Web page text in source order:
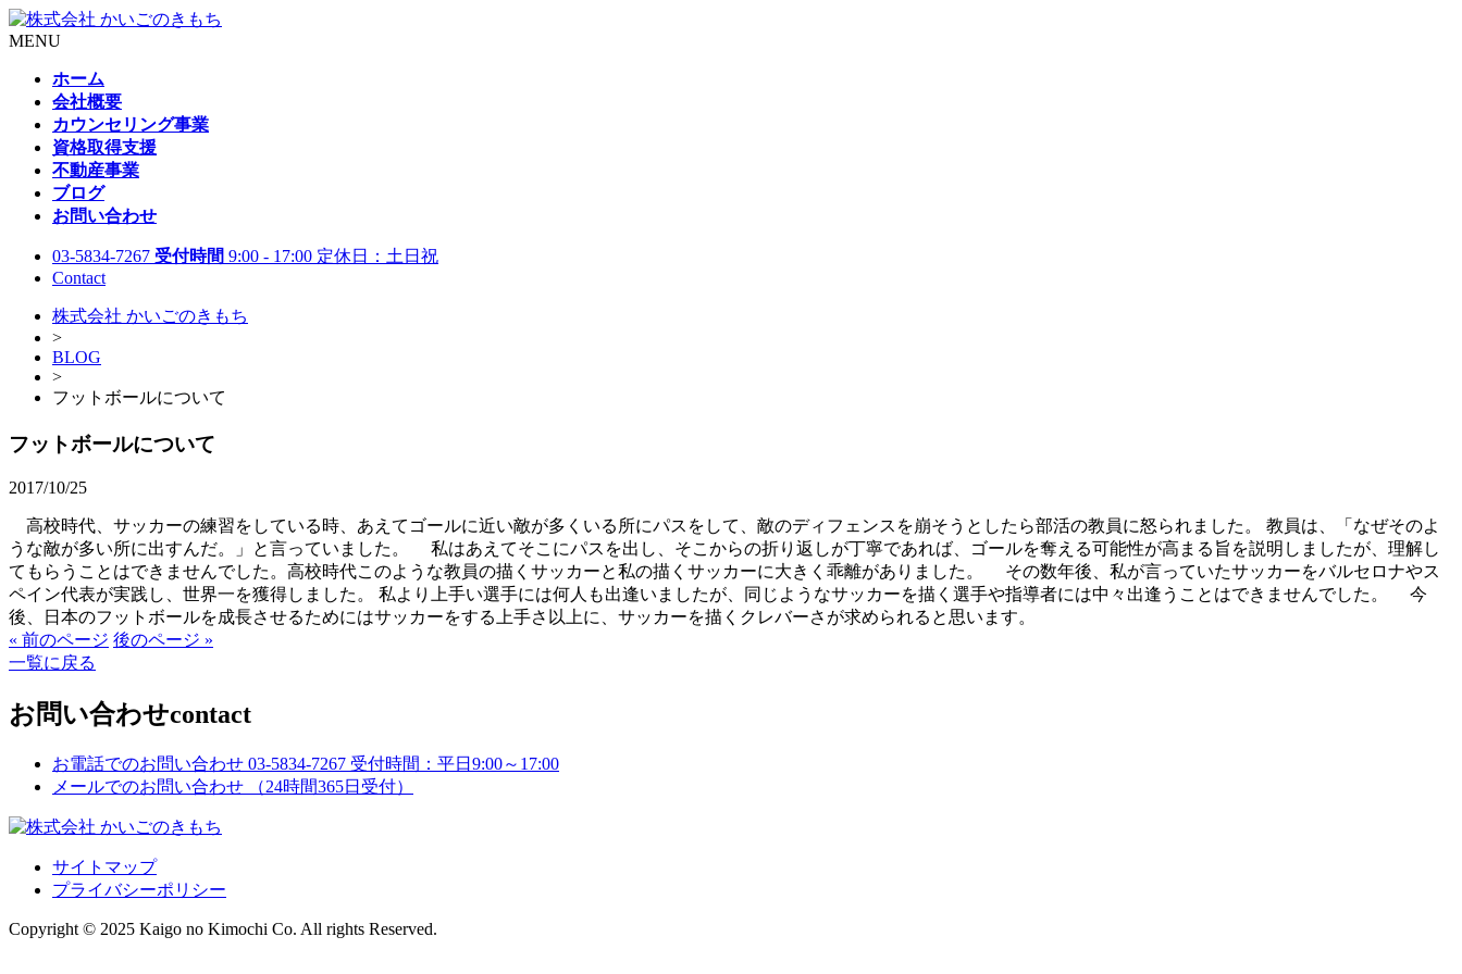
MENU
ホーム
会社概要
カウンセリング事業
資格取得支援
不動産事業
ブログ
お問い合わせ
03-5834-7267 受付時間 9:00 - 17:00 定休日：土日祝
Contact
株式会社 かいごのきもち
>
BLOG
>
フットボールについて
フットボールについて
2017/10/25
高校時代、サッカーの練習をしている時、あえてゴールに近い敵が多くいる所にパスをして、敵のディフェンスを崩そうとしたら部活の教員に怒られました。 教員は、「なぜそのよ
うな敵が多い所に出すんだ。」と言っていました。 私はあえてそこにパスを出し、そこからの折り返しが丁寧であれば、ゴールを奪える可能性が高まる旨を説明しましたが、理解し
てもらうことはできませんでした。高校時代このような教員の描くサッカーと私の描くサッカーに大きく乖離がありました。 その数年後、私が言っていたサッカーをバルセロナやス
ペイン代表が実践し、世界一を獲得しました。 私より上手い選手には何人も出逢いましたが、同じようなサッカーを描く選手や指導者には中々出逢うことはできませんでした。 今
後、日本のフットボールを成長させるためにはサッカーをする上手さ以上に、サッカーを描くクレバーさが求められると思います。
« 前のページ 後のページ »
一覧に戻る
お問い合わせcontact
お電話でのお問い合わせ 03-5834-7267 受付時間：平日9:00～17:00
メールでのお問い合わせ
（24時間365日受付）
サイトマップ
プライバシーポリシー
Copyright © 2025 Kaigo no Kimochi Co. All rights Reserved.